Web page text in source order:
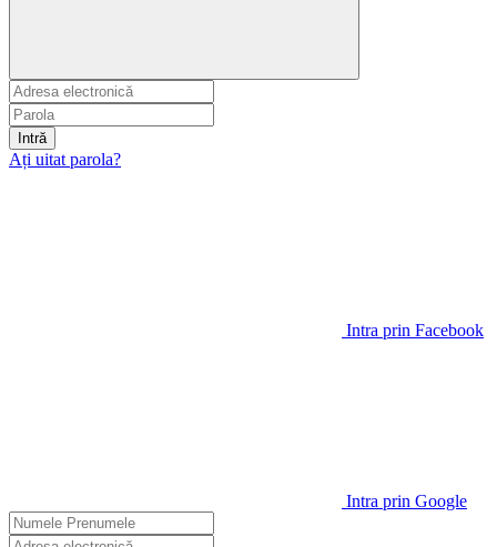
Intră
Ați uitat parola?
Intra prin Facebook
Intra prin Google